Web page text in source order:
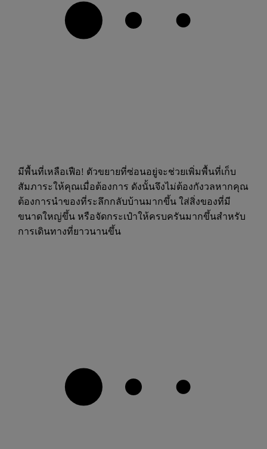
มีพื้นที่เหลือเฟือ! ตัวขยายที่ซ่อนอยู่จะช่วยเพิ่มพื้นที่เก็บ
สัมภาระให้คุณเมื่อต้องการ ดังนั้นจึงไม่ต้องกังวลหากคุณ
ต้องการนำของที่ระลึกกลับบ้านมากขึ้น ใส่สิ่งของที่มี
ขนาดใหญ่ขึ้น หรือจัดกระเป๋าให้ครบครันมากขึ้นสำหรับ
การเดินทางที่ยาวนานขึ้น